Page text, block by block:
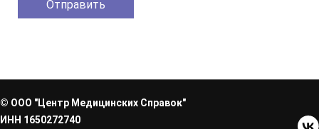
© ООО "Центр Медицинских Справок"
ИНН 1650272740